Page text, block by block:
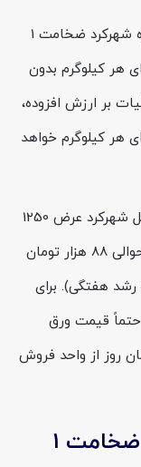
در زمان تنظیم این متن، قیمت ورق گالوانیزه شهرکرد ضخامت 1
تومان به ازای هر کیلوگرم بدون
با افزودن ۱۰ درصد مالیات بر ارزش افزوده،
به 169,000 تومان برای هر کیلوگرم خواهد
در یک ماه گذشته، قیمت ورق گالوانیزه 1 میل شهرکرد عرض 1250
تقریباً ۱۵٪ رشد کرده و در هفته اخیر نیز از حوالی ۸۸ هزار تومان
(حدود ۱٫۵–۲ درصد رشد هفتگی). برای
حتماً قیمت ورق
ضخامت ۱ عرض ۱۲۵۰ را همان روز از واحد فروش
خرید ورق گالوانیزه شهرکرد ضخامت 1